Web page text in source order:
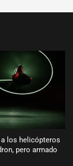
los helicópteros
pero armado